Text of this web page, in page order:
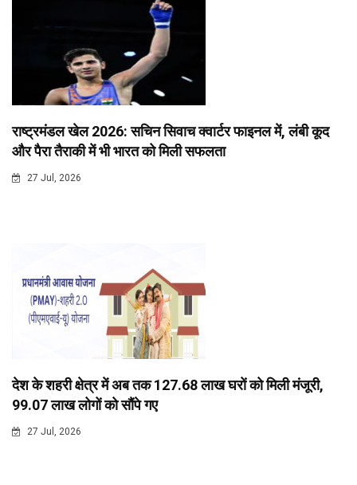
राष्ट्रमंडल खेल 2026: सचिन सिवाच क्वार्टर फाइनल में, लंबी कूद
और पैरा तैराकी में भी भारत को मिली सफलता
27 Jul, 2026
देश के शहरी क्षेत्र में अब तक 127.68 लाख घरों को मिली मंजूरी,
99.07 लाख लोगों को सौंपे गए
27 Jul, 2026